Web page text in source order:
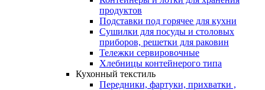
продуктов
Подставки под горячее для кухни
Сушилки для посуды и столовых
приборов, решетки для раковин
Тележки сервировочные
Хлебницы контейнерого типа
Кухонный текстиль
Передники, фартуки, прихватки ,